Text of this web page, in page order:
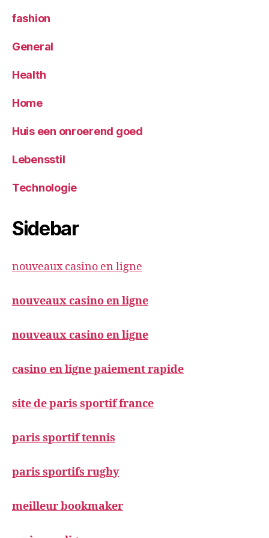
fashion
General
Health
Home
Huis een onroerend goed
Lebensstil
Technologie
Sidebar
nouveaux casino en ligne
nouveaux casino en ligne
nouveaux casino en ligne
casino en ligne paiement rapide
site de paris sportif france
paris sportif tennis
paris sportifs rugby
meilleur bookmaker